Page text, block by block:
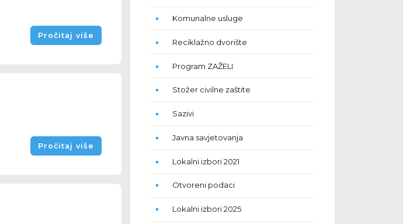
Pročitaj više
Pročitaj više
Komunalne usluge
Reciklažno dvorište
Program ZAŽELI
Stožer civilne zaštite
Sazivi
Javna savjetovanja
Lokalni izbori 2021
Otvoreni podaci
Lokalni izbori 2025